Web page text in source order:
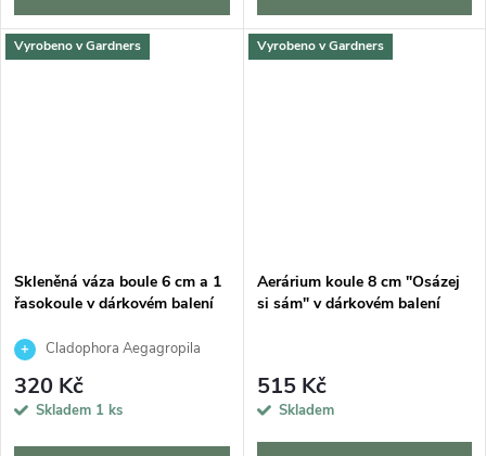
Vyrobeno v Gardners
Skleněná váza boule 6 cm a 1
řasokoule v dárkovém balení
Cladophora Aegagropila
320 Kč
Skladem 1 ks
Vyrobeno v Gardners
Aerárium koule 8 cm "Osázej
si sám" v dárkovém balení
515 Kč
Skladem